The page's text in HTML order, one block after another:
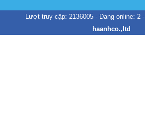
Lượt truy cập: 2136005 - Đang online: 2 -
haanhco.,ltd